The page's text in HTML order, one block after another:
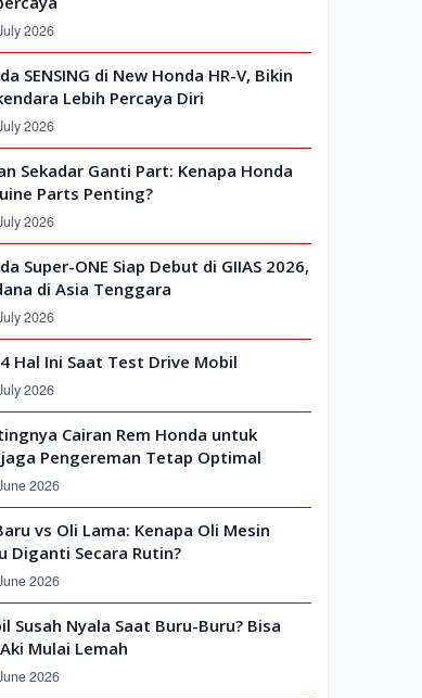
2026
SENSING di New Honda HR-V, Bikin
Lebih Percaya Diri
2026
Sekadar Ganti Part: Kenapa Honda
Parts Penting?
2026
Super-ONE Siap Debut di GIIAS 2026,
di Asia Tenggara
2026
Hal Ini Saat Test Drive Mobil
2026
Cairan Rem Honda untuk
Pengereman Tetap Optimal
2026
vs Oli Lama: Kenapa Oli Mesin
Diganti Secara Rutin?
2026
Susah Nyala Saat Buru-Buru? Bisa
Mulai Lemah
2026